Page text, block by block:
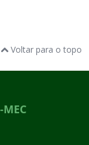
Voltar para o topo